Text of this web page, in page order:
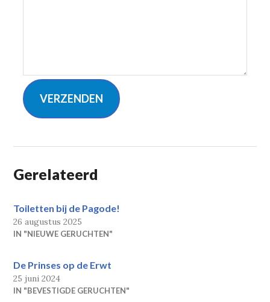
VERZENDEN
Gerelateerd
Toiletten bij de Pagode!
26 augustus 2025
IN "NIEUWE GERUCHTEN"
De Prinses op de Erwt
25 juni 2024
IN "BEVESTIGDE GERUCHTEN"